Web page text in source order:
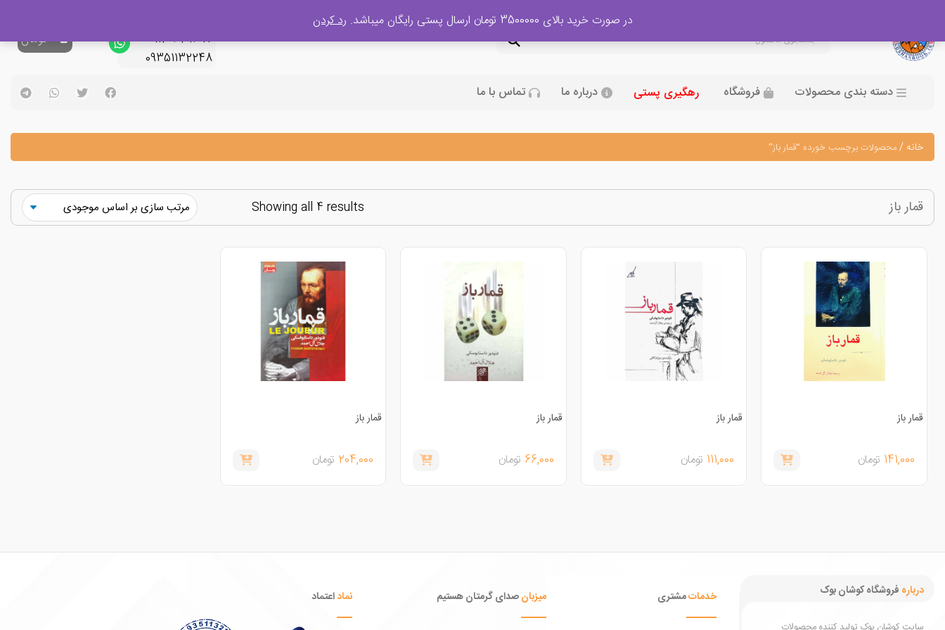
09120329397
09351132248
0تومان
دسته بندی محصولات فروشگاه رهگیری پستی درباره ما تماس با ما
خانه /محصولات برچسب خورده “قمار باز”
قمار باز Showing all 4 results
قمار باز
141,000 تومان
قمار باز
111,000 تومان
قمار باز
66,000 تومان
قمار باز
204,000 تومان
درباره فروشگاه کوشان بوک خدماتمشتری میزبانصدای گرمتان هستیم نماداعتماد
در صورت خرید بالای 3500000 تومان ارسال پستی رایگان میباشد. رد کردن